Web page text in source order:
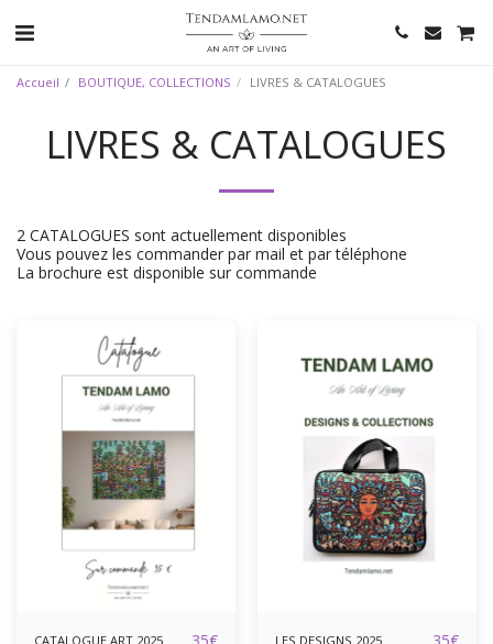
Accueil BOUTIQUE, COLLECTIONS LIVRES & CATALOGUES
LIVRES & CATALOGUES
2 CATALOGUES sont actuellement disponibles
Vous pouvez les commander par mail et par téléphone
La brochure est disponible sur commande
CATALOGUE ART 2025 LES DESIGNS 2025